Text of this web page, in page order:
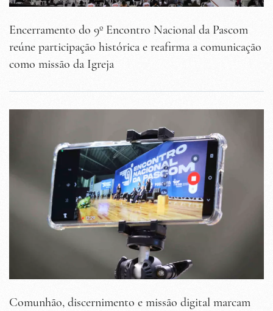
Encerramento do 9º Encontro Nacional da Pascom
reúne participação histórica e reafirma a comunicação
como missão da Igreja
Comunhão, discernimento e missão digital marcam